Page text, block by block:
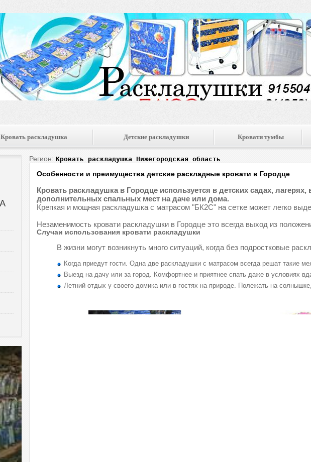
Кровать раскладушка Детские раскладушки Кровати тумбы
Регион: Кровать раскладушка Нижегородская область
Особенности и преимущества детские раскладные кровати в Городце
Кровать раскладушка в Городце используется в детских садах, лагерях,
дополнительных спальных мест на даче или дома.
Крепкая и мощная раскладушка с матрасом "БК2С" на сетке может легко
Незаменимость кровати раскладушки в Городце это всегда выход из
Случаи использования кровати раскладушки
В жизни могут возникнуть много ситуаций, когда без подростковые
Когда приедут гости. Одна две раскладушки с матрасом всегда решат такие
Выезд на дачу или за город. Комфортнее и приятнее спать даже в условиях
Летний отдых у своего домика или в гостях на природе. Полежать на